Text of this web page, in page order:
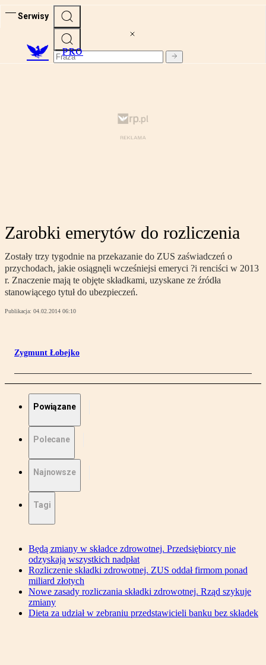
Serwisy
PRO
Zarobki emerytów do rozliczenia
Zostały trzy tygodnie na przekazanie do ZUS zaświadczeń o
przychodach, jakie osiągnęli wcześniejsi emeryci ?i renciści w 2013
r. Znaczenie mają te objęte składkami, uzyskane ze źródła
stanowiącego tytuł do ubezpieczeń.
Publikacja: 04.02.2014 06:10
Zygmunt Łobejko
Powiązane
Polecane
Najnowsze
Tagi
Będą zmiany w składce zdrowotnej. Przedsiębiorcy nie
odzyskają wszystkich nadpłat
Rozliczenie składki zdrowotnej. ZUS oddał firmom ponad
miliard złotych
Nowe zasady rozliczania składki zdrowotnej. Rząd szykuje
zmiany
Dieta za udział w zebraniu przedstawicieli banku bez składek